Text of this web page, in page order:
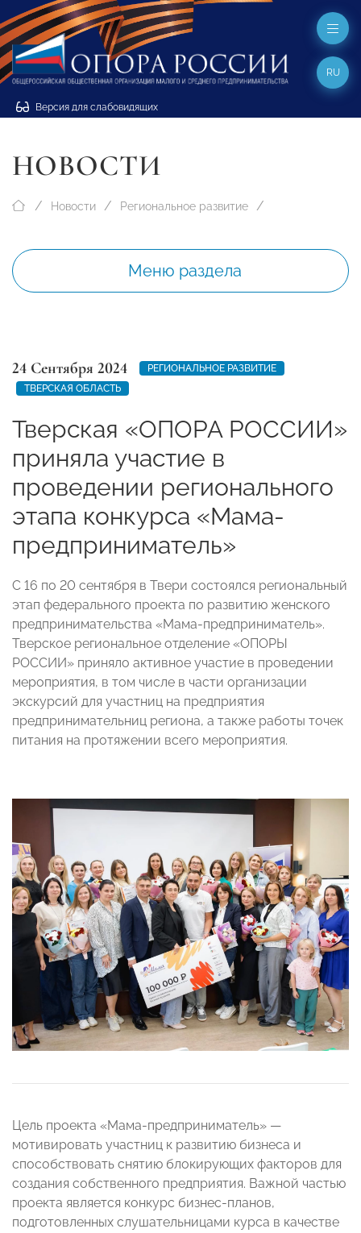
Версия для слабовидящих
RU
НОВОСТИ
Новости Региональное развитие
Меню раздела
24 Сентября 2024
РЕГИОНАЛЬНОЕ РАЗВИТИЕ
ТВЕРСКАЯ ОБЛАСТЬ
Тверская «ОПОРА РОССИИ»
приняла участие в
проведении регионального
этапа конкурса «Мама-
предприниматель»
С 16 по 20 сентября в Твери состоялся региональный
этап федерального проекта по развитию женского
предпринимательства «Мама-предприниматель».
Тверское региональное отделение «ОПОРЫ
РОССИИ» приняло активное участие в проведении
мероприятия, в том числе в части организации
экскурсий для участниц на предприятия
предпринимательниц региона, а также работы точек
питания на протяжении всего мероприятия.
Цель проекта «Мама-предприниматель» —
мотивировать участниц к развитию бизнеса и
способствовать снятию блокирующих факторов для
создания собственного предприятия. Важной частью
проекта является конкурс бизнес-планов,
подготовленных слушательницами курса в качестве